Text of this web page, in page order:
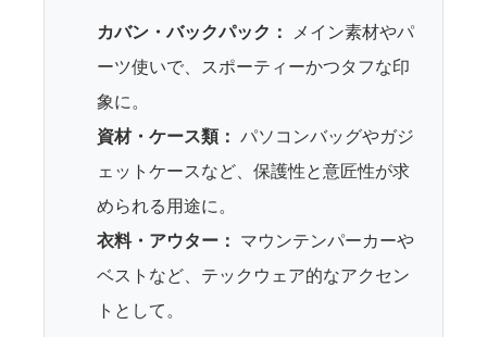
カバン・バックパック： メイン素材やパ
ーツ使いで、スポーティーかつタフな印
象に。
資材・ケース類： パソコンバッグやガジ
ェットケースなど、保護性と意匠性が求
められる用途に。
衣料・アウター： マウンテンパーカーや
ベストなど、テックウェア的なアクセン
トとして。